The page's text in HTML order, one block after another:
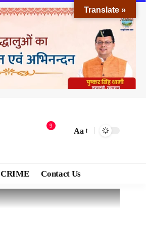
9
Aa
CRIME Contact Us
Translate »